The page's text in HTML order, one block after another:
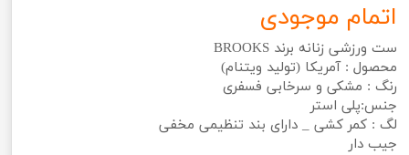
اتمام موجودی
ست ورزشی زنانه برند BROOKS
محصول : آمریکا (تولید ویتنام)
رنگ : مشکی و سرخابی فسفری
جنس:پلی استر
لگ : کمر کشی _ دارای بند تنظیمی مخفی
جیب دار